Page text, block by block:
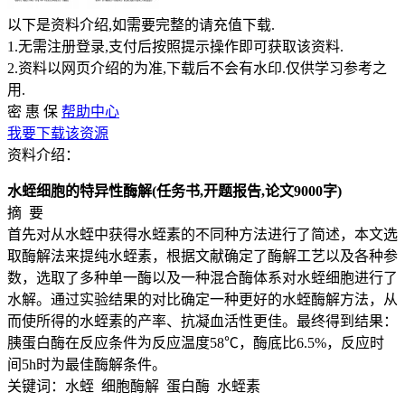
以下是资料介绍,如需要完整的请充值下载.
1.无需注册登录,支付后按照提示操作即可获取该资料.
2.资料以网页介绍的为准,下载后不会有水印.仅供学习参考之
用.
密 惠 保 帮助中心
我要下载该资源
资料介绍：
水蛭细胞的特异性酶解(任务书,开题报告,论文9000字)
摘 要
首先对从水蛭中获得水蛭素的不同种方法进行了简述，本文选
取酶解法来提纯水蛭素，根据文献确定了酶解工艺以及各种参
数，选取了多种单一酶以及一种混合酶体系对水蛭细胞进行了
水解。通过实验结果的对比确定一种更好的水蛭酶解方法，从
而使所得的水蛭素的产率、抗凝血活性更佳。最终得到结果：
胰蛋白酶在反应条件为反应温度58℃，酶底比6.5%，反应时
间5h时为最佳酶解条件。
关键词：水蛭 细胞酶解 蛋白酶 水蛭素